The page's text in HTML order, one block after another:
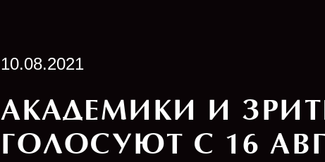
10.08.2021
АКАДЕМИКИ И
ГОЛОСУЮТ С 16